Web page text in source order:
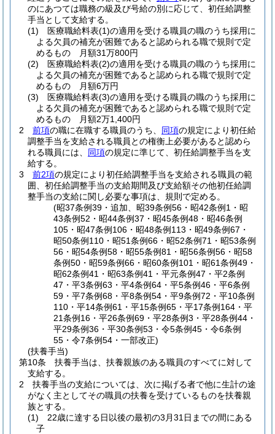
のにあつては職務の級及び号給の別に応じて、初任給調整
手当として支給する。
(1)
医療職給料表(1)の適用を受ける職員の職のうち採用に
よる欠員の補充が困難であると認められる職で規則で定
めるもの 月額31万800円
(2)
医療職給料表(2)の適用を受ける職員の職のうち採用に
よる欠員の補充が困難であると認められる職で規則で定
めるもの 月額6万円
(3)
医療職給料表(3)の適用を受ける職員の職のうち採用に
よる欠員の補充が困難であると認められる職で規則で定
めるもの 月額2万1,400円
2
前項の職に在職する職員のうち、 同項の規定により初任給
調整手当を支給される職員との権衡上必要があると認めら
れる職員には、 同項の規定に準じて、初任給調整手当を支
給する。
3
前2項の規定により初任給調整手当を支給される職員の範
囲、初任給調整手当の支給期間及び支給額その他初任給調
整手当の支給に関し必要な事項は、規則で定める。
(昭37条例39・追加、昭39条例56・昭42条例1・昭
43条例52・昭44条例37・昭45条例48・昭46条例
105・昭47条例106・昭48条例113・昭49条例67・
昭50条例110・昭51条例66・昭52条例71・昭53条例
56・昭54条例58・昭55条例81・昭56条例56・昭58
条例50・昭59条例66・昭60条例101・昭61条例49・
昭62条例41・昭63条例41・平元条例47・平2条例
47・平3条例63・平4条例64・平5条例46・平6条例
59・平7条例68・平8条例54・平9条例72・平10条例
110・平14条例61・平15条例65・平17条例164・平
21条例16・平26条例69・平28条例3・平28条例44・
平29条例36・平30条例53・令5条例45・令6条例
55・令7条例54・一部改正)
(扶養手当)
第10条
扶養手当は、扶養親族のある職員のすべてに対して
支給する。
2
扶養手当の支給については、次に掲げる者で他に生計の途
がなく主としてその職員の扶養を受けているものを扶養親
族とする。
(1)
22歳に達する日以後の最初の3月31日までの間にある
子